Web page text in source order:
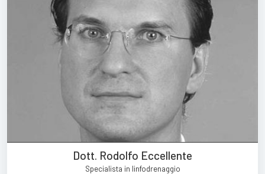
Dott. Rodolfo Eccellente
Specialista in linfodrenaggio